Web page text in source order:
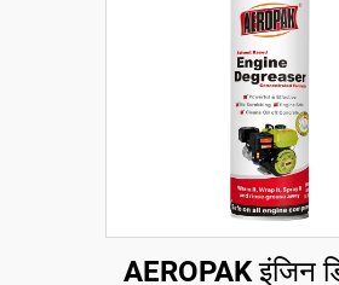
AEROPAK इंजिन